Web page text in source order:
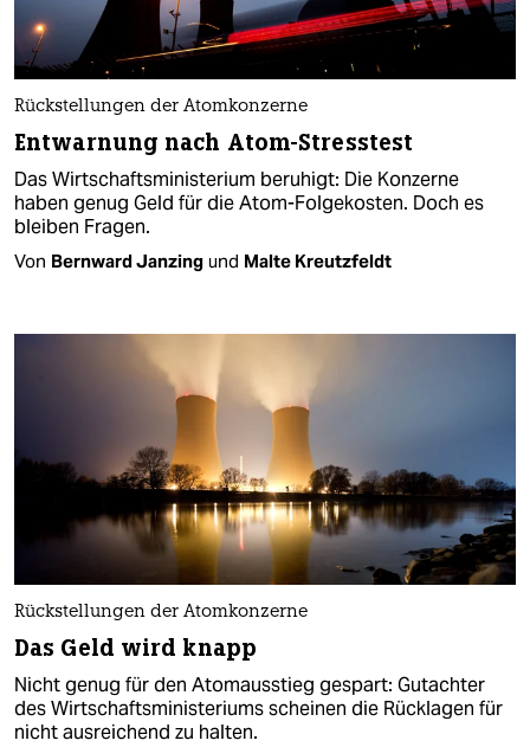
Rückstellungen der Atomkonzerne
Entwarnung nach Atom-Stresstest
Das Wirtschaftsministerium beruhigt: Die Konzerne
haben genug Geld für die Atom-Folgekosten. Doch es
bleiben Fragen.
Von Bernward Janzing und Malte Kreutzfeldt
Rückstellungen der Atomkonzerne
Das Geld wird knapp
Nicht genug für den Atomausstieg gespart: Gutachter
des Wirtschaftsministeriums scheinen die Rücklagen für
nicht ausreichend zu halten.